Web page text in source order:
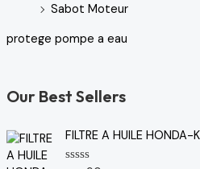
Sabot Moteur
protege pompe a eau
Our Best Sellers
FILTRE A HUILE HONDA-